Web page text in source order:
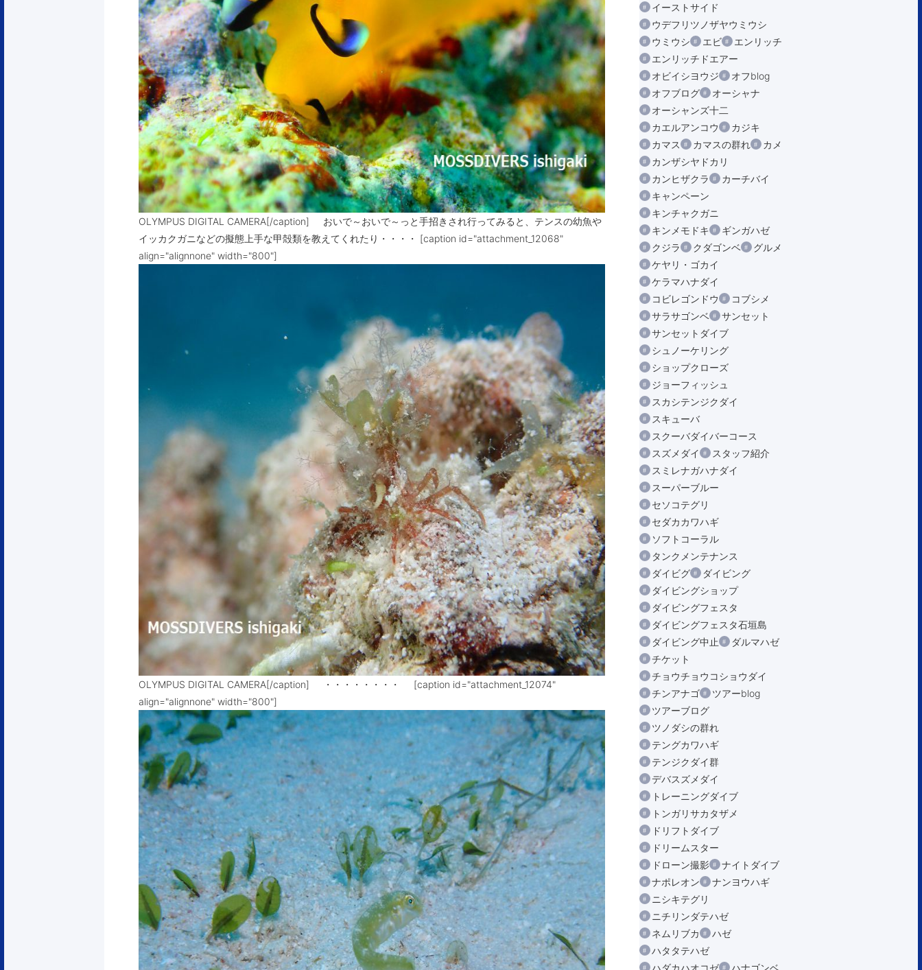
OLYMPUS DIGITAL CAMERA[/caption] おいで～おいで～っと手招きされ行ってみると、テンスの幼魚や
イッカクガニなどの擬態上手な甲殻類を教えてくれたり・・・・ [caption id="attachment_12068"
align="alignnone" width="800"]
OLYMPUS DIGITAL CAMERA[/caption] ・・・・・・・・ [caption id="attachment_12074"
align="alignnone" width="800"]
イーストサイド
ウデフリツノザヤウミウシ
ウミウシ
エビ
エンリッチ
エンリッチドエアー
オビイシヨウジ
オフblog
オフブログ
オーシャナ
オーシャンズ十二
カエルアンコウ
カジキ
カマス
カマスの群れ
カメ
カンザシヤドカリ
カンヒザクラ
カーチバイ
キャンペーン
キンチャクガニ
キンメモドキ
ギンガハゼ
クジラ
クダゴンベ
グルメ
ケヤリ・ゴカイ
ケラマハナダイ
コビレゴンドウ
コブシメ
サラサゴンベ
サンセット
サンセットダイブ
シュノーケリング
ショップクローズ
ジョーフィッシュ
スカシテンジクダイ
スキューバ
スクーバダイバーコース
スズメダイ
スタッフ紹介
スミレナガハナダイ
スーパーブルー
セソコテグリ
セダカカワハギ
ソフトコーラル
タンクメンテナンス
ダイビグ
ダイビング
ダイビングショップ
ダイビングフェスタ
ダイビングフェスタ石垣島
ダイビング中止
ダルマハゼ
チケット
チョウチョウコショウダイ
チンアナゴ
ツアーblog
ツアーブログ
ツノダシの群れ
テングカワハギ
テンジクダイ群
デバスズメダイ
トレーニングダイブ
トンガリサカタザメ
ドリフトダイブ
ドリームスター
ドローン撮影
ナイトダイブ
ナポレオン
ナンヨウハギ
ニシキテグリ
ニチリンダテハゼ
ネムリブカ
ハゼ
ハタタテハゼ
ハダカハオコゼ
ハナゴンベ